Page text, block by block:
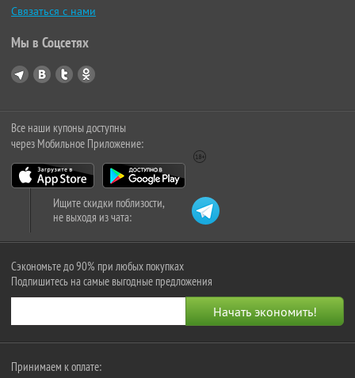
Связаться с нами
Мы в Соцсетях
Все наши купоны доступны
через Мобильное Приложение:
Ищите скидки поблизости,
не выходя из чата:
Сэкономьте до 90% при любых покупках
Подпишитесь на самые выгодные предложения
Принимаем к оплате: